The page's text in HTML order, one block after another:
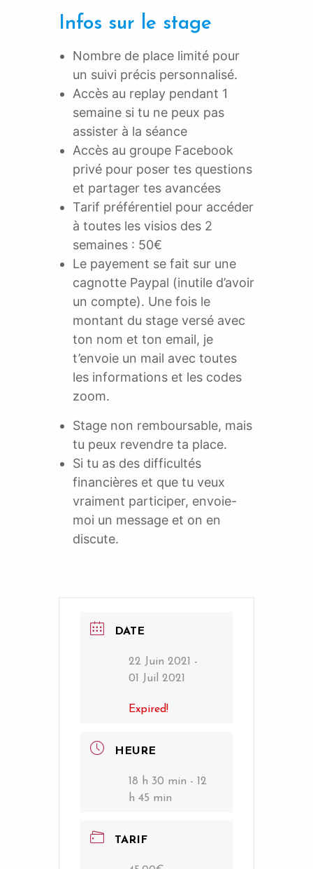
Infos sur le stage
Nombre de place limité pour
un suivi précis personnalisé.
Accès au replay pendant 1
semaine si tu ne peux pas
assister à la séance
Accès au groupe Facebook
privé pour poser tes questions
et partager tes avancées
Tarif préférentiel pour accéder
à toutes les visios des 2
semaines : 50€
Le payement se fait sur une
cagnotte Paypal (inutile d’avoir
un compte). Une fois le
montant du stage versé avec
ton nom et ton email, je
t’envoie un mail avec toutes
les informations et les codes
zoom.
Stage non remboursable, mais
tu peux revendre ta place.
Si tu as des difficultés
financières et que tu veux
vraiment participer, envoie-
moi un message et on en
discute.
DATE
22 Juin 2021
-
01 Juil 2021
Expired!
HEURE
18 h 30 min - 12
h 45 min
TARIF